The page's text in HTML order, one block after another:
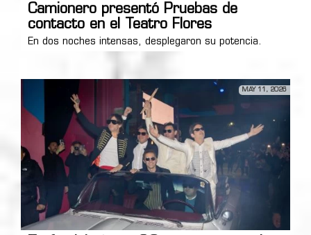
Camionero presentó Pruebas de
contacto en el Teatro Flores
En dos noches intensas, desplegaron su potencia.
MAY 11, 2026